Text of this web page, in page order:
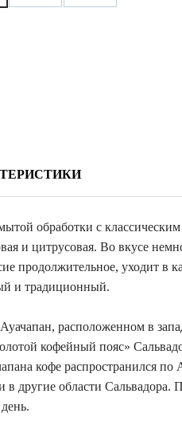
обработки с
и цитрусовая. Во вкусе
продолжительное, уходит в
и традиционный.
расположенном в
кофейный пояс»
кофе распространился
в другие области